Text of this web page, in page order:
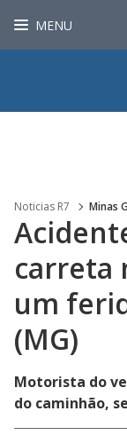
MENU
Noticias R7 Minas
carreta
um
(MG)
Motorista do
do caminhão,